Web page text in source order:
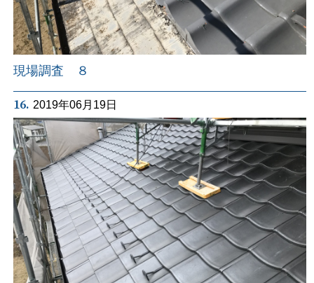
現場調査 ８
16. 2019年06月19日